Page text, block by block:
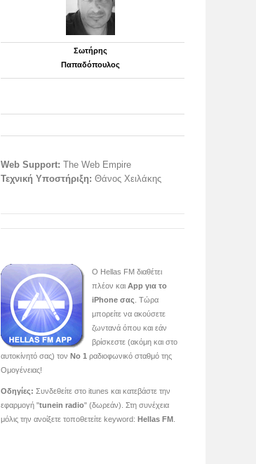
Σωτήρης
Παπαδόπουλος
Web Support: The Web Empire
Τεχνική Υποστήριξη: Θάνος Χειλάκης
O Hellas FM διαθέτει
πλέον και App για το
iPhone σας . Τώρα
μπορείτε να ακούσετε
ζωντανά όπου και εάν
βρίσκεστε (ακόμη και στο
αυτοκίνητό σας) τον Νο 1 ραδιοφωνικό σταθμό της
Ομογένειας!
Οδηγίες: Συνδεθείτε στο itunes και κατεβάστε την
εφαρμογή "tunein radio" (δωρεάν). Στη συνέχεια
μόλις την ανοίξετε τοποθετείτε keyword: Hellas FM.